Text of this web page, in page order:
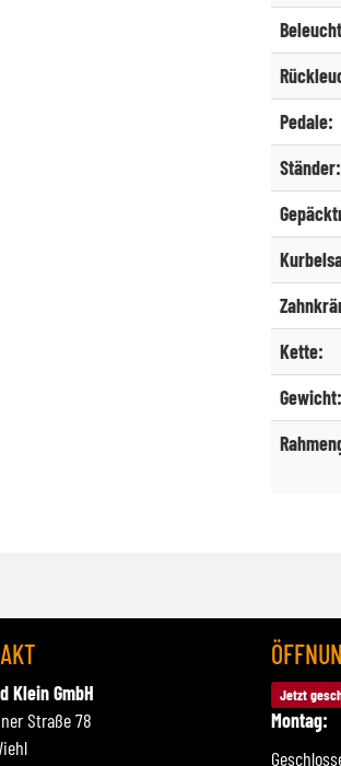
Pedale:
Ständer:
Kette:
Gewicht:
Klein GmbH
Straße 78
Jetzt
Montag: